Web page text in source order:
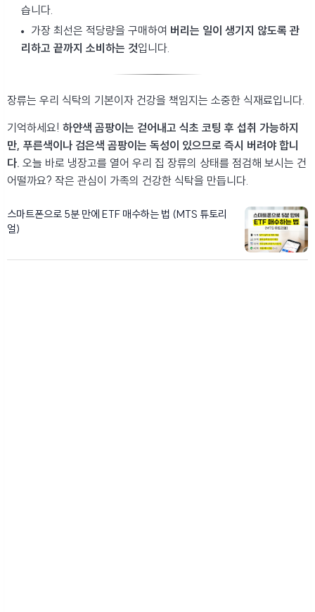
습니다.
가장 최선은 적당량을 구매하여 버리는 일이 생기지 않도록 관
리하고 끝까지 소비하는 것입니다.
장류는 우리 식탁의 기본이자 건강을 책임지는 소중한 식재료입니다.
기억하세요! 하얀색 곰팡이는 걷어내고 식초 코팅 후 섭취 가능하지
만, 푸른색이나 검은색 곰팡이는 독성이 있으므로 즉시 버려야 합니
다. 오늘 바로 냉장고를 열어 우리 집 장류의 상태를 점검해 보시는 건
어떨까요? 작은 관심이 가족의 건강한 식탁을 만듭니다.
스마트폰으로 5분 만에 ETF 매수하는 법 (MTS 튜토리
얼)